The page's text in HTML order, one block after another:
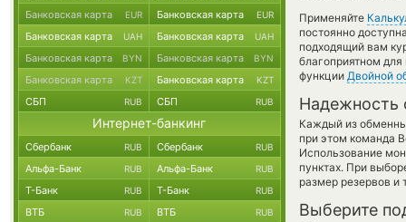
Применяйте
постоянно
подходящий вам
благоприятном
функции Двойной
Надежность
Каждый из
при этом команда
Использование
пунктах. При
размер резервов и
Выберите
Банковская карта EUR Банковская карта EUR
Банковская карта UAH Банковская карта UAH
Банковская карта BYN Банковская карта BYN
Банковская карта KZT Банковская карта KZT
СБП RUB СБП RUB
Интернет-банкинг
Сбербанк RUB Сбербанк RUB
Альфа-Банк RUB Альфа-Банк RUB
Т-Банк RUB Т-Банк RUB
ВТБ RUB ВТБ RUB